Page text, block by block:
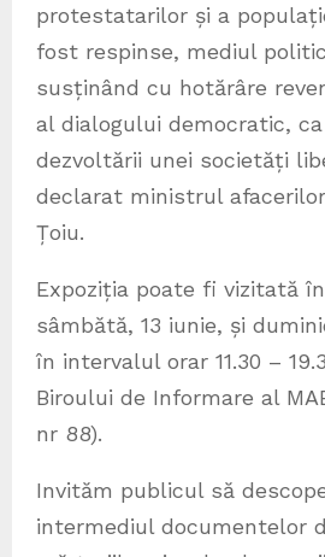
protestatarilor și a
fost respinse, mediul
susținând cu hotărâre
al dialogului democratic,
dezvoltării unei societăți
declarat ministrul
Țoiu.
Expoziția poate fi vizitată
sâmbătă, 13 iunie, și
în intervalul orar 11.30 –
Biroului de Informare al
nr 88).
Invităm publicul să
intermediul documentelor